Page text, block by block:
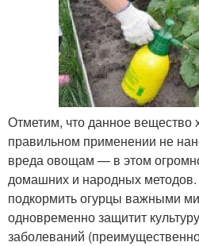
Отметим, что данное вещество
правильном применении не
вреда овощам — в этом
домашних и народных методов.
подкормить огурцы важными
одновременно защитит
заболеваний